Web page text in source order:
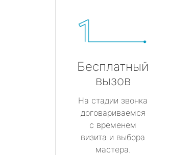
Бесплатный
вызов
На стадии звонка
договариваемся
с временем
визита и выбора
мастера.